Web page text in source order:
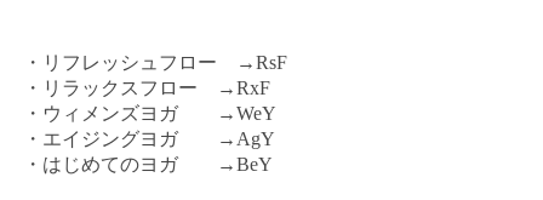
・リフレッシュフロー →RsF
・リラックスフロー →RxF
・ウィメンズヨガ →WeY
・エイジングヨガ →AgY
・はじめてのヨガ →BeY